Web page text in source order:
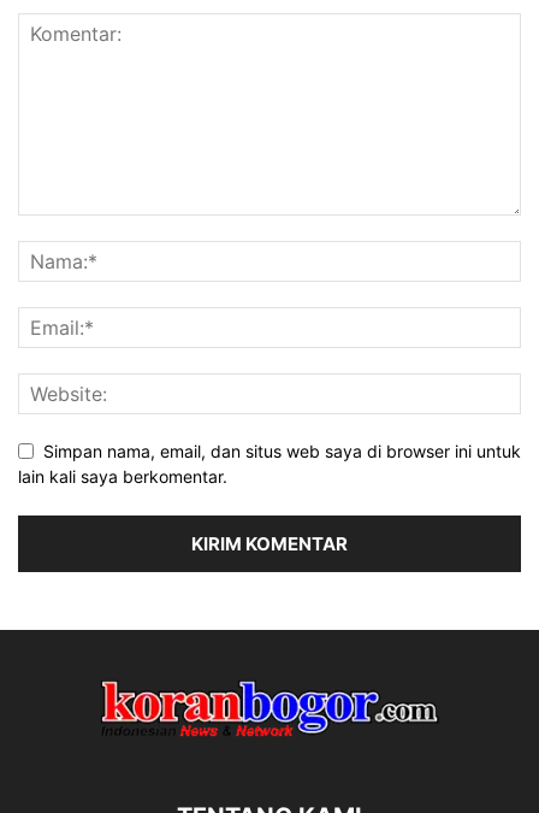
Simpan nama, email, dan situs web saya di browser ini untuk
lain kali saya berkomentar.